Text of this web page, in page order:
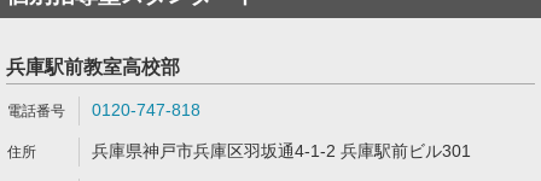
兵庫駅前教室高校部
0120-747-818
兵庫県神戸市兵庫区羽坂通4-1-2 兵庫駅前ビル301